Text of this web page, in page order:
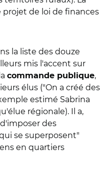
projet de loi de finances
la liste des douze
mis l'accent sur
commande publique,
élus ("On a créé des
estimé Sabrina
régionale). Il a,
des
se superposent"
en quartiers